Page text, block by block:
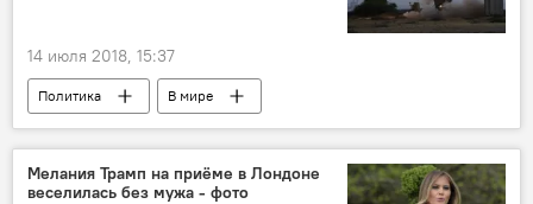
14 июля 2018, 15:37
Политика В мире
Мелания Трамп на приёме в Лондоне
веселилась без мужа - фото